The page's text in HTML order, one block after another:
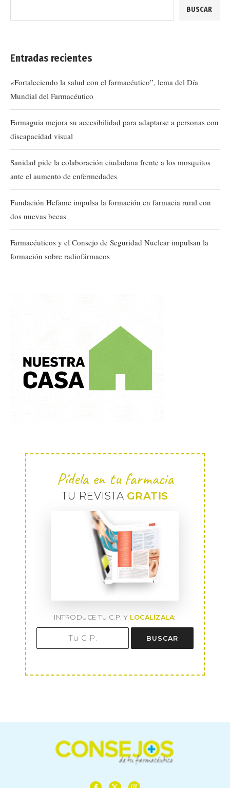
BUSCAR
Entradas recientes
«Fortaleciendo la salud con el farmacéutico”, lema del Día
Mundial del Farmacéutico
Farmaguia mejora su accesibilidad para adaptarse a personas con
discapacidad visual
Sanidad pide la colaboración ciudadana frente a los mosquitos
ante el aumento de enfermedades
Fundación Hefame impulsa la formación en farmacia rural con
dos nuevas becas
Farmacéuticos y el Consejo de Seguridad Nuclear impulsan la
formación sobre radiofármacos
Pídela en tu farmacia
TU REVISTA GRATIS
INTRODUCE TU C.P. Y LOCALÍZALA:
BUSCAR